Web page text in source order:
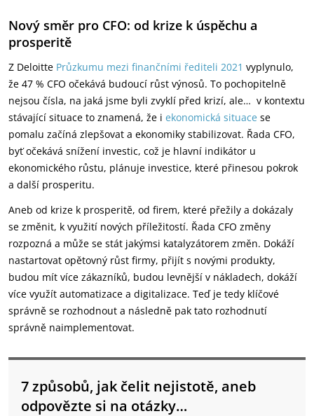
Nový směr pro CFO: od krize k úspěchu a
prosperitě
Z Deloitte Průzkumu mezi finančními řediteli 2021 vyplynulo,
že 47 % CFO očekává budoucí růst výnosů. To pochopitelně
nejsou čísla, na jaká jsme byli zvyklí před krizí, ale… v kontextu
stávající situace to znamená, že i ekonomická situace se
pomalu začíná zlepšovat a ekonomiky stabilizovat. Řada CFO,
byť očekává snížení investic, což je hlavní indikátor u
ekonomického růstu, plánuje investice, které přinesou pokrok
a další prosperitu.
Aneb od krize k prosperitě, od firem, které přežily a dokázaly
se změnit, k využití nových příležitostí. Řada CFO změny
rozpozná a může se stát jakýmsi katalyzátorem změn. Dokáží
nastartovat opětovný růst firmy, přijít s novými produkty,
budou mít více zákazníků, budou levnější v nákladech, dokáží
více využít automatizace a digitalizace. Teď je tedy klíčové
správně se rozhodnout a následně pak tato rozhodnutí
správně naimplementovat.
7 způsobů, jak čelit nejistotě, aneb
odpovězte si na otázky…